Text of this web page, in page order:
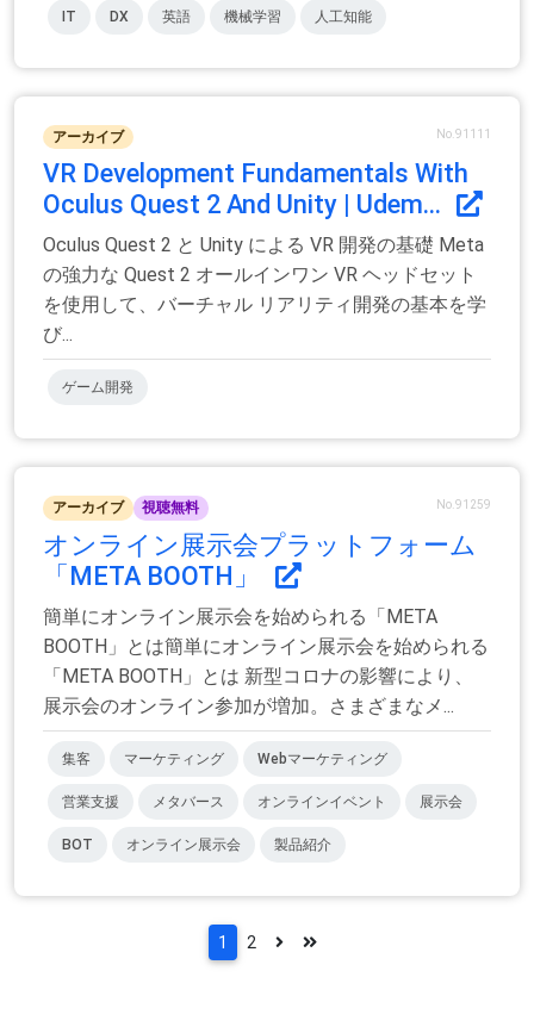
IT DX 英語 機械学習 人工知能
アーカイブ No.91111
VR Development Fundamentals With
Oculus Quest 2 And Unity | Udem...
Oculus Quest 2 と Unity による VR 開発の基礎 Meta
の強力な Quest 2 オールインワン VR ヘッドセット
を使用して、バーチャル リアリティ開発の基本を学
び...
ゲーム開発
アーカイブ 視聴無料 No.91259
オンライン展示会プラットフォーム
「META BOOTH」
簡単にオンライン展示会を始められる「META
BOOTH」とは簡単にオンライン展示会を始められる
「META BOOTH」とは 新型コロナの影響により、
展示会のオンライン参加が増加。さまざまなメ...
集客 マーケティング Webマーケティング
営業支援 メタバース オンラインイベント 展示会
BOT オンライン展示会 製品紹介
1 2